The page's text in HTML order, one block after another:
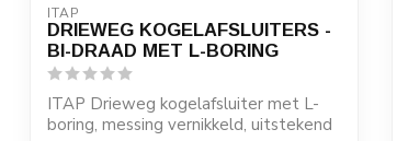
ITAP
DRIEWEG KOGELAFSLUITERS -
BI-DRAAD MET L-BORING
ITAP Drieweg kogelafsluiter met L-
boring, messing vernikkeld, uitstekend